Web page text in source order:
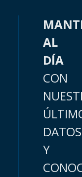
AL
DÍA
CON
DATOS
Y